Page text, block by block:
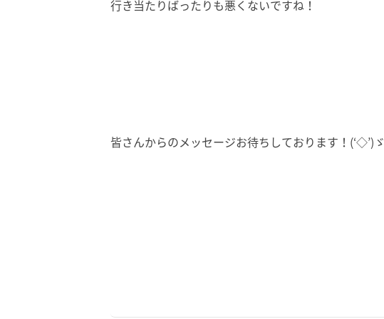
行き当たりばったりも悪くないですね！
皆さんからのメッセージお待ちしております！(‘◇’)ゞ